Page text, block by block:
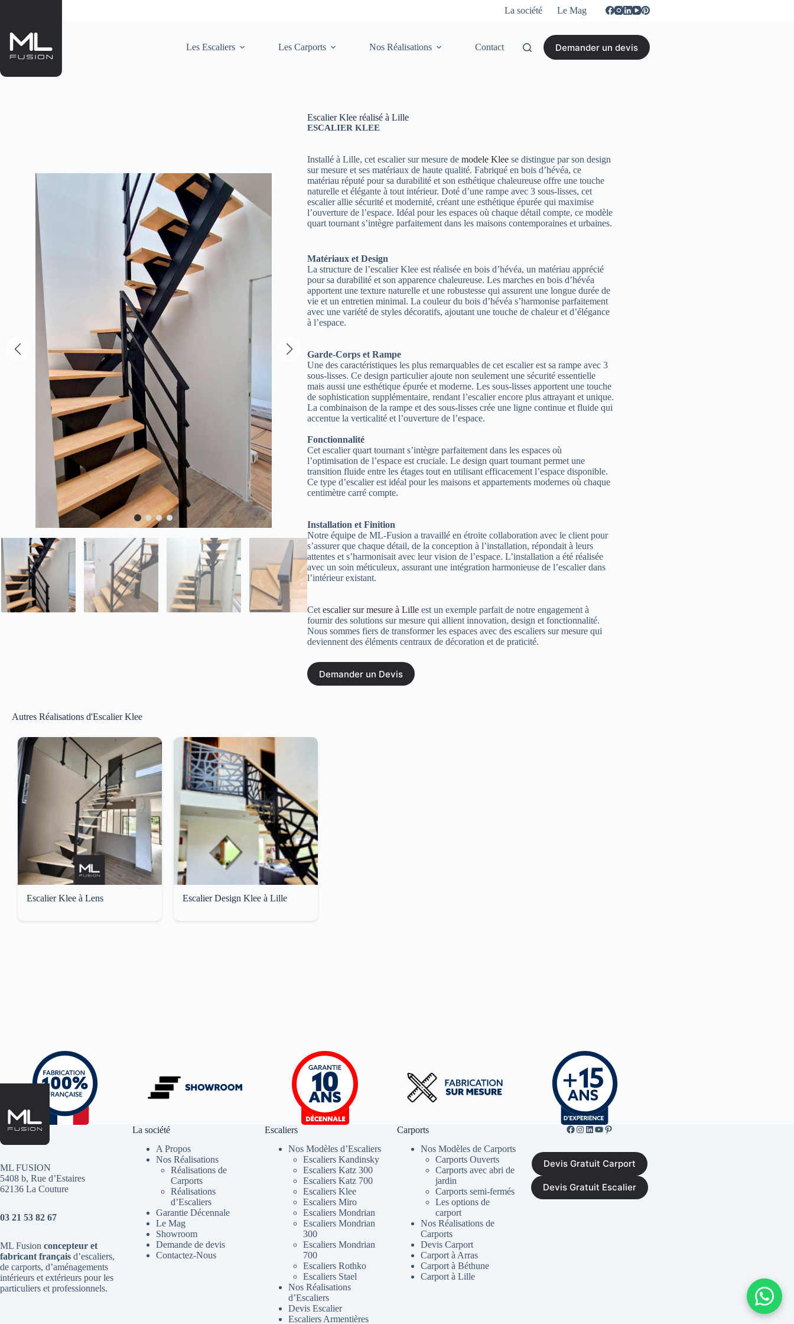
La société Le Mag
Les Escaliers Les Carports Nos Réalisations Contact Demander un devis
Escalier Klee réalisé à Lille
ESCALIER KLEE
Installé à Lille, cet escalier sur mesure de modele Klee se distingue par son design
sur mesure et ses matériaux de haute qualité. Fabriqué en bois d’hévéa, ce
matériau réputé pour sa durabilité et son esthétique chaleureuse offre une touche
naturelle et élégante à tout intérieur. Doté d’une rampe avec 3 sous-lisses, cet
escalier allie sécurité et modernité, créant une esthétique épurée qui maximise
l’ouverture de l’espace. Idéal pour les espaces où chaque détail compte, ce modèle
quart tournant s’intègre parfaitement dans les maisons contemporaines et urbaines.
Matériaux et Design
La structure de l’escalier Klee est réalisée en bois d’hévéa, un matériau apprécié
pour sa durabilité et son apparence chaleureuse. Les marches en bois d’hévéa
apportent une texture naturelle et une robustesse qui assurent une longue durée de
vie et un entretien minimal. La couleur du bois d’hévéa s’harmonise parfaitement
avec une variété de styles décoratifs, ajoutant une touche de chaleur et d’élégance
à l’espace.
Garde-Corps et Rampe
Une des caractéristiques les plus remarquables de cet escalier est sa rampe avec 3
sous-lisses. Ce design particulier ajoute non seulement une sécurité essentielle
mais aussi une esthétique épurée et moderne. Les sous-lisses apportent une touche
de sophistication supplémentaire, rendant l’escalier encore plus attrayant et unique.
La combinaison de la rampe et des sous-lisses crée une ligne continue et fluide qui
accentue la verticalité et l’ouverture de l’espace.
Fonctionnalité
Cet escalier quart tournant s’intègre parfaitement dans les espaces où
l’optimisation de l’espace est cruciale. Le design quart tournant permet une
transition fluide entre les étages tout en utilisant efficacement l’espace disponible.
Ce type d’escalier est idéal pour les maisons et appartements modernes où chaque
centimètre carré compte.
Installation et Finition
Notre équipe de ML-Fusion a travaillé en étroite collaboration avec le client pour
s’assurer que chaque détail, de la conception à l’installation, répondait à leurs
attentes et s’harmonisait avec leur vision de l’espace. L’installation a été réalisée
avec un soin méticuleux, assurant une intégration harmonieuse de l’escalier dans
l’intérieur existant.
Cet escalier sur mesure à Lille est un exemple parfait de notre engagement à
fournir des solutions sur mesure qui allient innovation, design et fonctionnalité.
Nous sommes fiers de transformer les espaces avec des escaliers sur mesure qui
deviennent des éléments centraux de décoration et de praticité.
Demander un Devis
Autres Réalisations d'Escalier Klee
Escalier Klee à Lens Escalier Design Klee à Lille
ML FUSION
5408 b, Rue d’Estaires
62136 La Couture
03 21 53 82 67
ML Fusion concepteur et
fabricant français d’escaliers,
de carports, d’aménagements
intérieurs et extérieurs pour les
particuliers et professionnels.
La société
A Propos
Nos Réalisations
Réalisations de
Carports
Réalisations
d’Escaliers
Garantie Décennale
Le Mag
Showroom
Demande de devis
Contactez-Nous
Escaliers
Nos Modèles d’Escaliers
Escaliers Kandinsky
Escaliers Katz 300
Escaliers Katz 700
Escaliers Klee
Escaliers Miro
Escaliers Mondrian
Escaliers Mondrian
300
Escaliers Mondrian
700
Escaliers Rothko
Escaliers Stael
Nos Réalisations
d’Escaliers
Devis Escalier
Escaliers Armentières
Carports
Nos Modèles de Carports
Carports Ouverts
Carports avec abri de
jardin
Carports semi-fermés
Les options de
carport
Nos Réalisations de
Carports
Devis Carport
Carport à Arras
Carport à Béthune
Carport à Lille
Facebook de ML Fusion
Instgram
LinkedIn
YouTube
Pinterest
Devis Gratuit Carport
Devis Gratuit Escalier